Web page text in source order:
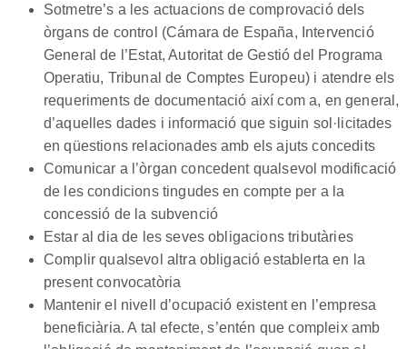
Sotmetre’s a les actuacions de comprovació dels
òrgans de control (Cámara de España, Intervenció
General de l’Estat, Autoritat de Gestió del Programa
Operatiu, Tribunal de Comptes Europeu) i atendre els
requeriments de documentació així com a, en general,
d’aquelles dades i informació que siguin sol·licitades
en qüestions relacionades amb els ajuts concedits
Comunicar a l’òrgan concedent qualsevol modificació
de les condicions tingudes en compte per a la
concessió de la subvenció
Estar al dia de les seves obligacions tributàries
Complir qualsevol altra obligació establerta en la
present convocatòria
Mantenir el nivell d’ocupació existent en l’empresa
beneficiària. A tal efecte, s’entén que compleix amb